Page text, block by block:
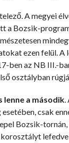
A megyei
a Bozsik-
ezen felül.
ben az NB III.-
osztályban
a második.
csak
Bozsik-